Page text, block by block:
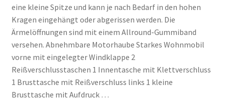
eine kleine Spitze und kann je nach Bedarf in den hohen
Kragen eingehängt oder abgerissen werden. Die
Ärmelöffnungen sind mit einem Allround-Gummiband
versehen. Abnehmbare Motorhaube Starkes Wohnmobil
vorne mit eingelegter Windklappe 2
Reißverschlusstaschen 1 Innentasche mit Klettverschluss
1 Brusttasche mit Reißverschluss links 1 kleine
Brusttasche mit Aufdruck …